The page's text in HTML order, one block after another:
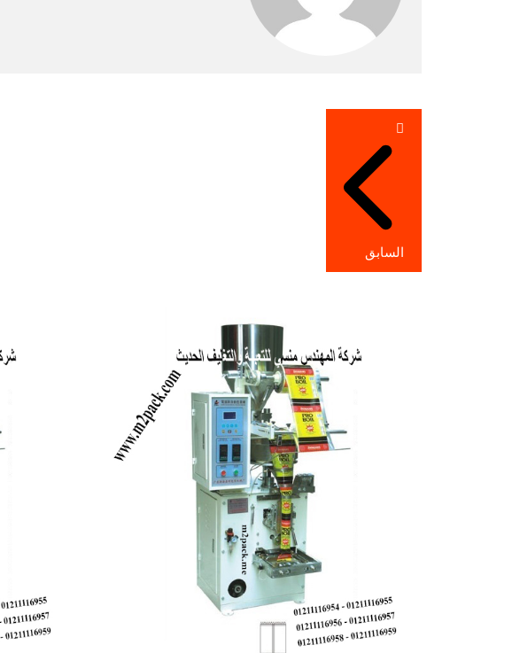
تصفّح
المقالات
السابق